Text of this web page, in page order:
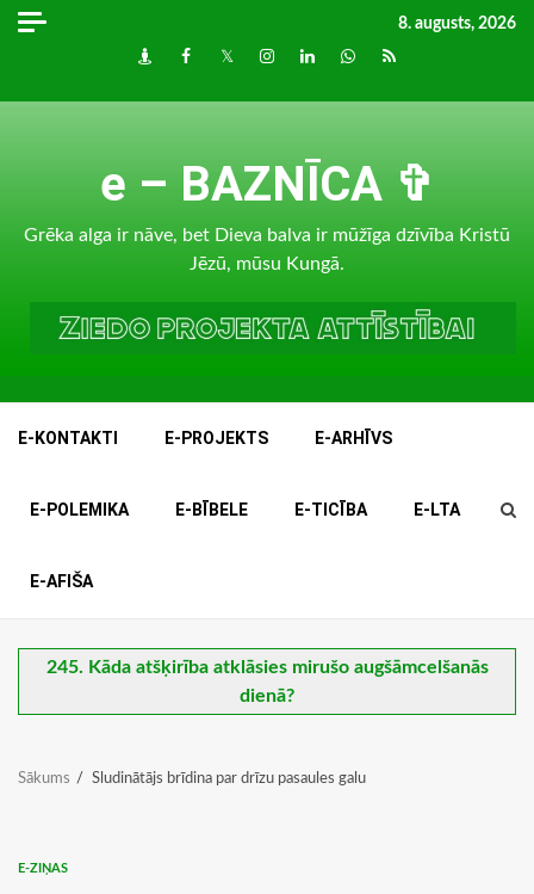
Skip
8. augusts, 2026
DraugiemFacebook
TwitterInstagram
LinkedInwhatsapp
RSS
e – BAZNĪCA ✞
Grēka alga ir nāve, bet Dieva balva ir mūžīga dzīvība Kristū
Jēzū, mūsu Kungā.
E-KONTAKTI E-PROJEKTS E-ARHĪVS
E-POLEMIKA E-BĪBELE E-TICĪBA E-LTA
E-AFIŠA
245. Kāda atšķirība atklāsies mirušo augšāmcelšanās
dienā?
Sākums Sludinātājs brīdina par drīzu pasaules galu
E-ZIŅAS